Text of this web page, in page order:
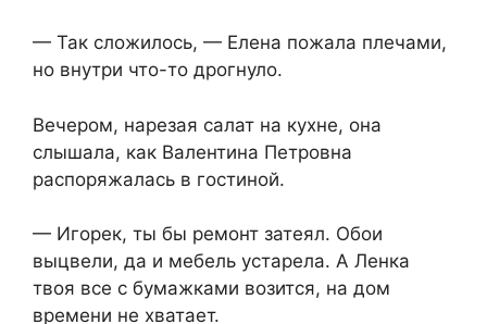
— Так сложилось, — Елена пожала плечами,
но внутри что-то дрогнуло.
Вечером, нарезая салат на кухне, она
слышала, как Валентина Петровна
распоряжалась в гостиной.
— Игорек, ты бы ремонт затеял. Обои
выцвели, да и мебель устарела. А Ленка
твоя все с бумажками возится, на дом
времени не хватает.